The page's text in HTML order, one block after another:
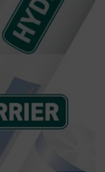
подпокривна
Фолиото
в скатни
конструкции и
подпокривното
от намокряне.
детайли